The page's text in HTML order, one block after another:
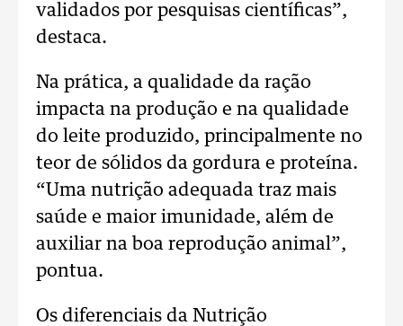
validados por pesquisas científicas”,
destaca.
Na prática, a qualidade da ração
impacta na produção e na qualidade
do leite produzido, principalmente no
teor de sólidos da gordura e proteína.
“Uma nutrição adequada traz mais
saúde e maior imunidade, além de
auxiliar na boa reprodução animal”,
pontua.
Os diferenciais da Nutrição